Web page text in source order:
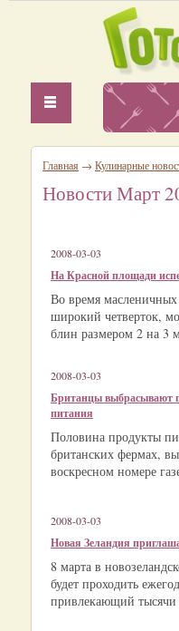
Главная → Кулинарные
Новости Март
2008-03-03
На Красной площади
Во время
широкий четверток,
блин размером 2 на 3
2008-03-03
Британцы выбрасывают
питания
Половина продукты
британских фермах,
воскресном номере
2008-03-03
Новая Зеландия
8 марта в
будет проходить
привлекающий тысячи